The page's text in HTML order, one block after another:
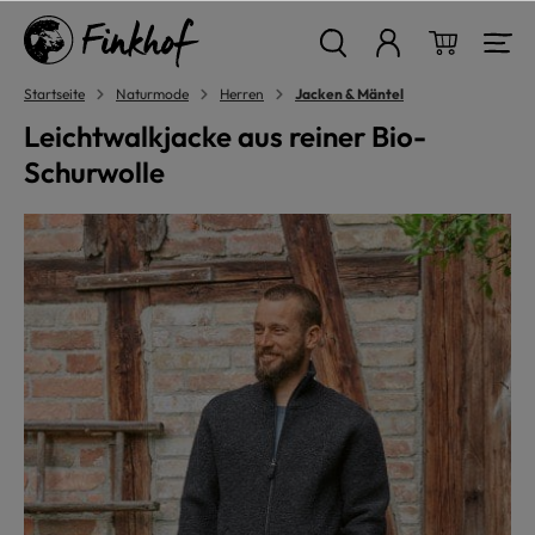
springen
Startseite Naturmode Herren Jacken & Mäntel
Leichtwalkjacke aus reiner Bio-
Schurwolle
Bildergalerie überspringen